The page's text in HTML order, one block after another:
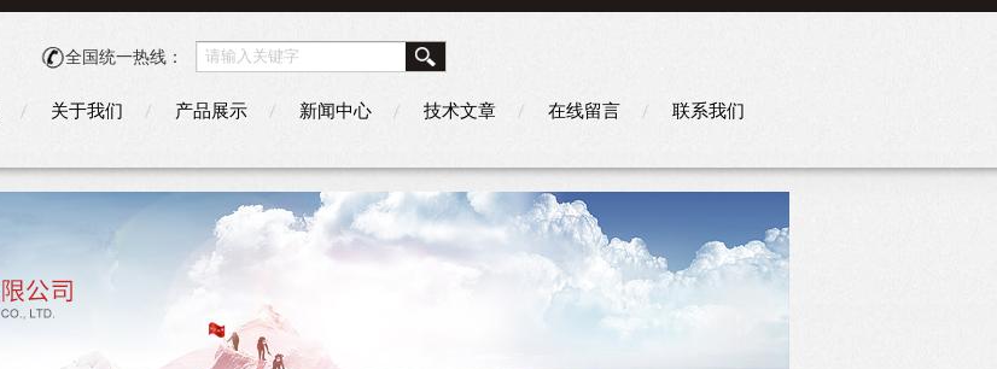
全国统一热线：
关于我们 产品展示 新闻中心 技术文章 在线留言 联系我们